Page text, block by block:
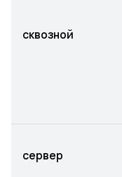
сквозной
сервер